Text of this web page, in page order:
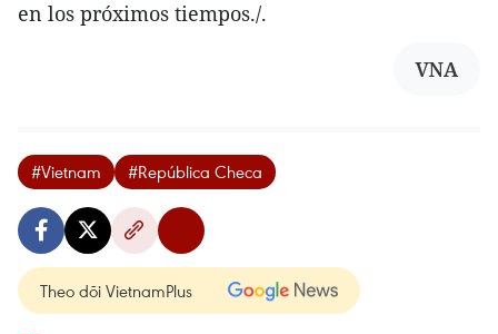
en los próximos tiempos./.
VNA
#Vietnam #República Checa
Theo dõi VietnamPlus